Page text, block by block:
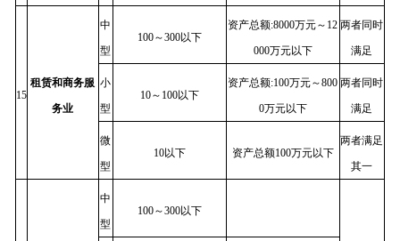
15
租赁和商务服
务业
中
型
100～300以下
资产总额:8000万元～12
000万元以下
两者同时
满足
小
型
10～100以下
资产总额:100万元～800
0万元以下
两者同时
满足
微
型
10以下 资产总额100万元以下
两者满足
其一
中
型
100～300以下